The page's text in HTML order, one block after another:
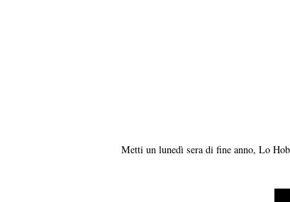
Metti un lunedì sera di fine anno, Lo